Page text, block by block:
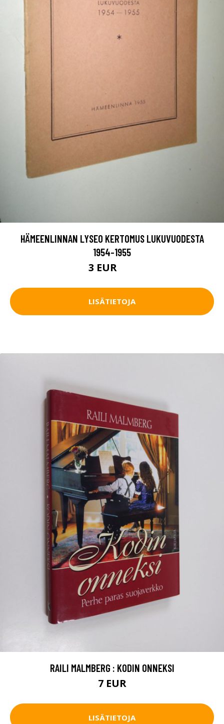
HÄMEENLINNAN LYSEO KERTOMUS LUKUVUODESTA
1954-1955
3 EUR
LISÄTIETOJA
RAILI MALMBERG : KODIN ONNEKSI
7 EUR
LISÄTIETOJA